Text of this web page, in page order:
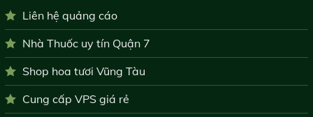
Liên hệ quảng cáo
Nhà Thuốc uy tín Quận 7
Shop hoa tươi Vũng Tàu
Cung cấp VPS giá rẻ